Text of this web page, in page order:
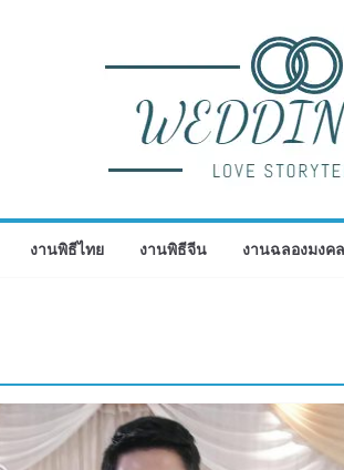
งานพิธีไทย งานพิธีจีน งานฉลองมงค